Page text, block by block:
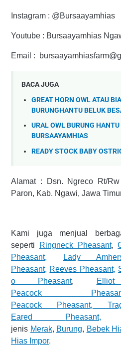
Instagram : @Bursaayamhias
Youtube : Bursaayamhias
Email :
BACA JUGA
GREAT HORN OWL ATAU
BURUNGHANTU BELUK
URAL OWL BURUNG
BURSAAYAMHIAS
READY STOCK BABY
Alamat : Dsn. Ngreco Rt/
Paron, Kab. Ngawi, Jawa
Kami juga menjual
seperti
Ringneck Pheasant,
Pheasant,
Lady
Pheasant, Reeves Pheasant,
o
Pheasant,
Peacock
Peacock
Pheasant,
Eared Pheasant,
jenis Merak, Burung, Bebek
Hias Impor.